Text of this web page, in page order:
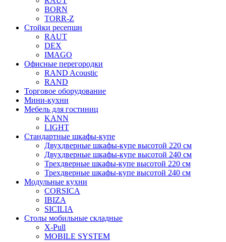
BORN
TORR-Z
Стойки ресепшн
RAUT
DEX
IMAGO
Офисные перегородки
RAND Acoustic
RAND
Торговое оборудование
Мини-кухни
Мебель для гостиниц
KANN
LIGHT
Стандартные шкафы-купе
Двухдверные шкафы-купе высотой 220 см
Двухдверные шкафы-купе высотой 240 см
Трехдверные шкафы-купе высотой 220 см
Трехдверные шкафы-купе высотой 240 см
Модульные кухни
CORSICA
IBIZA
SICILIA
Столы мобильные складные
X-Pull
MOBILE SYSTEM